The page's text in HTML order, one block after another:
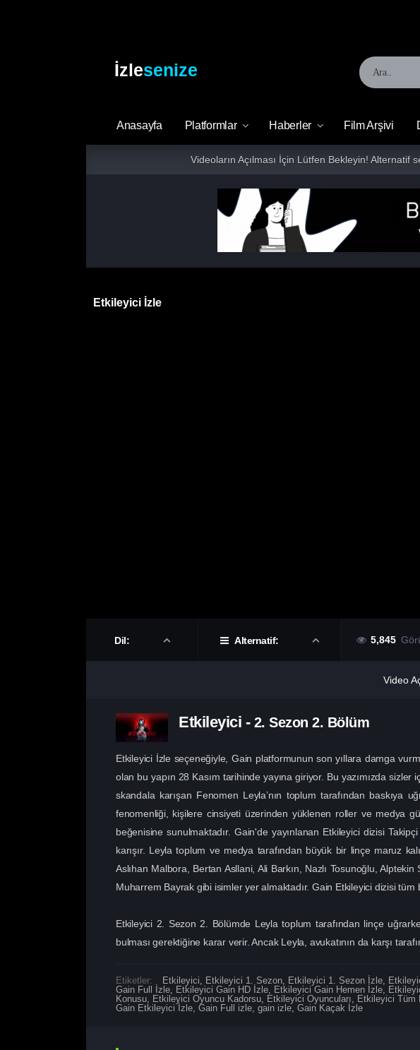
İzlesenize
Anasayfa Platformlar Haberler Film Arşivi
Videoların Açılması İçin Lütfen Bekleyin!
Etkileyici İzle
Dil: Alternatif: 5,845
Video
Etkileyici - 2. Sezon 2. Bölüm
Etkileyici İzle seçeneğiyle, Gain platformunun son yıllara damga
olan bu yapın 28 Kasım tarihinde yayına giriyor. Bu yazımızda
skandala karışan Fenomen Leyla’nın toplum tarafından baskıya
fenomenliği, kişilere cinsiyeti üzerinden yüklenen roller ve medya
beğenisine sunulmaktadır. Gain'de yayınlanan Etkileyici dizisi
karışır. Leyla toplum ve medya tarafından büyük bir linçe maruz
Aslıhan Malbora, Bertan Asllani, Ali Barkın, Nazlı Tosunoğlu,
Muharrem Bayrak gibi isimler yer almaktadır. Gain Etkileyici dizisi
Etkileyici 2. Sezon 2. Bölümde Leyla toplum tarafından linçe
bulması gerektiğine karar verir. Ancak Leyla, avukatının da karşı
Etiketler: Etkileyici, Etkileyici 1. Sezon, Etkileyici 1. Sezon İzle,
Gain Full İzle, Etkileyici Gain HD İzle, Etkileyici Gain Hemen İzle,
Konusu, Etkileyici Oyuncu Kadorsu, Etkileyici Oyuncuları, Etkileyici Tüm
Gain Etkileyici İzle, Gain Full izle, gain izle, Gain Kaçak İzle